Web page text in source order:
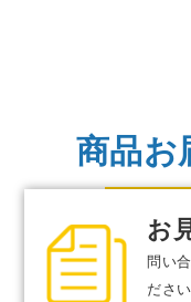
商品お
お
問い
ださ